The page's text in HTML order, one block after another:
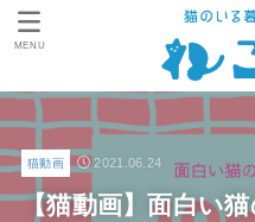
MENU
猫動画 2021.06.24
【猫動画】面白い猫